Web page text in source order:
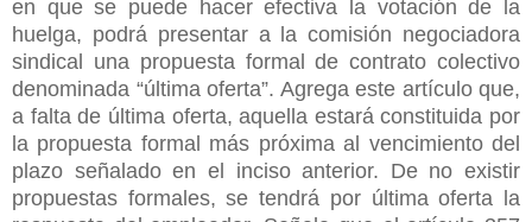
en que se puede hacer efectiva la votación de la
huelga, podrá presentar a la comisión negociadora
sindical una propuesta formal de contrato colectivo
denominada “última oferta”. Agrega este artículo que,
a falta de última oferta, aquella estará constituida por
la propuesta formal más próxima al vencimiento del
plazo señalado en el inciso anterior. De no existir
propuestas formales, se tendrá por última oferta la